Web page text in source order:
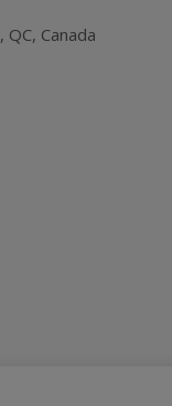
, QC, Canada